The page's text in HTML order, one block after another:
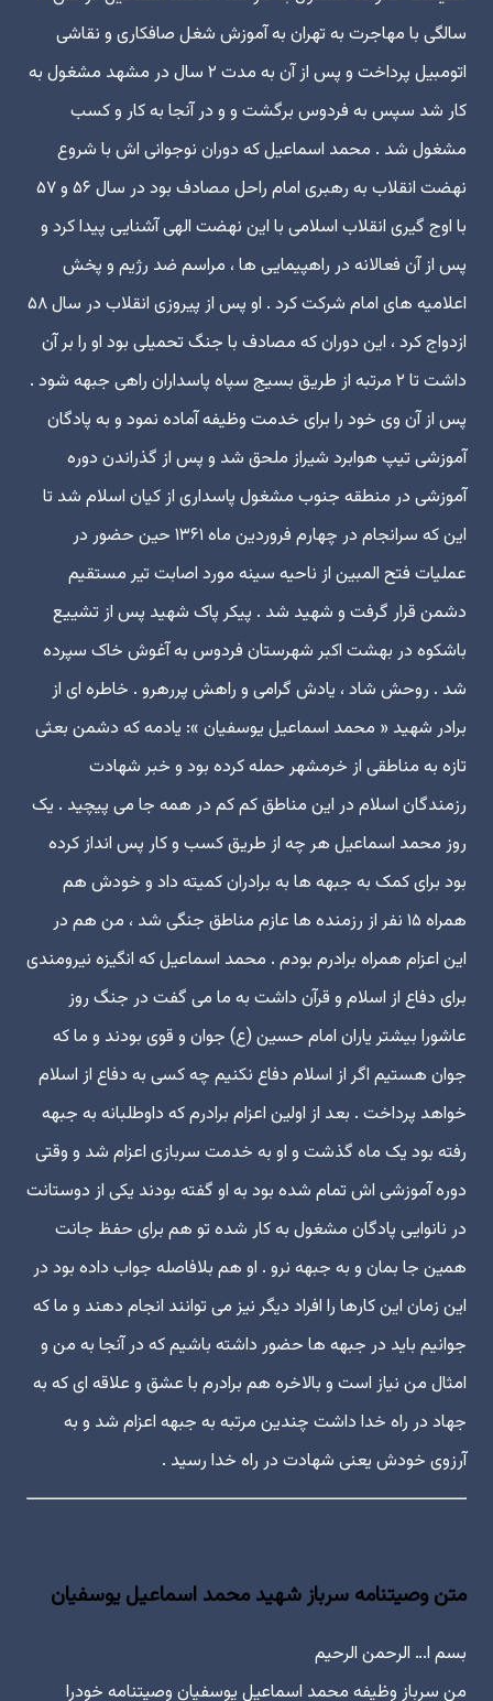
سالگی با مهاجرت به تهران به آموزش شغل صافکاری و نقاشی
اتومبیل پرداخت و پس از آن به مدت ۲ سال در مشهد مشغول به
کار شد سپس به فردوس برگشت و و در آنجا به کار و کسب
مشغول شد . محمد اسماعیل که دوران نوجوانی اش با شروع
نهضت انقلاب به رهبری امام راحل مصادف بود در سال ۵۶ و ۵۷
با اوج گیری انقلاب اسلامی با این نهضت الهی آشنایی پیدا کرد و
پس از آن فعالانه در راهپیمایی ها ، مراسم ضد رژیم و پخش
اعلامیه های امام شرکت کرد . او پس از پیروزی انقلاب در سال ۵۸
ازدواج کرد ، این دوران که مصادف با جنگ تحمیلی بود او را بر آن
داشت تا ۲ مرتبه از طریق بسیج سپاه پاسداران راهی جبهه شود .
پس از آن وی خود را برای خدمت وظیفه آماده نمود و به پادگان
آموزشی تیپ هوابرد شیراز ملحق شد و پس از گذراندن دوره
آموزشی در منطقه جنوب مشغول پاسداری از کیان اسلام شد تا
این که سرانجام در چهارم فروردین ماه ۱۳۶۱ حین حضور در
عملیات فتح المبین از ناحیه سینه مورد اصابت تیر مستقیم
دشمن قرار گرفت و شهید شد . پیکر پاک شهید پس از تشییع
باشکوه در بهشت اکبر شهرستان فردوس به آغوش خاک سپرده
شد . روحش شاد ، یادش گرامی و راهش پررهرو . خاطره ای از
برادر شهید « محمد اسماعیل یوسفیان »: یادمه که دشمن بعثی
تازه به مناطقی از خرمشهر حمله کرده بود و خبر شهادت
رزمندگان اسلام در این مناطق کم کم در همه جا می پیچید . یک
روز محمد اسماعیل هر چه از طریق کسب و کار پس انداز کرده
بود برای کمک به جبهه ها به برادران کمیته داد و خودش هم
همراه ۱۵ نفر از رزمنده ها عازم مناطق جنگی شد ، من هم در
این اعزام همراه برادرم بودم . محمد اسماعیل که انگیزه نیرومندی
برای دفاع از اسلام و قرآن داشت به ما می گفت در جنگ روز
عاشورا بیشتر یاران امام حسین (ع) جوان و قوی بودند و ما که
جوان هستیم اگر از اسلام دفاع نکنیم چه کسی به دفاع از اسلام
خواهد پرداخت . بعد از اولین اعزام برادرم که داوطلبانه به جبهه
رفته بود یک ماه گذشت و او به خدمت سربازی اعزام شد و وقتی
دوره آموزشی اش تمام شده بود به او گفته بودند یکی از دوستانت
در نانوایی پادگان مشغول به کار شده تو هم برای حفظ جانت
همین جا بمان و به جبهه نرو . او هم بلافاصله جواب داده بود در
این زمان این کارها را افراد دیگر نیز می توانند انجام دهند و ما که
جوانیم باید در جبهه ها حضور داشته باشیم که در آنجا به من و
امثال من نیاز است و بالاخره هم برادرم با عشق و علاقه ای که به
جهاد در راه خدا داشت چندین مرتبه به جبهه اعزام شد و به
آرزوی خودش یعنی شهادت در راه خدا رسید .
متن وصیتنامه سرباز شهید محمد اسماعیل یوسفیان
بسم ا… الرحمن الرحیم
من سرباز وظیفه محمد اسماعیل یوسفیان وصیتنامه خودرا